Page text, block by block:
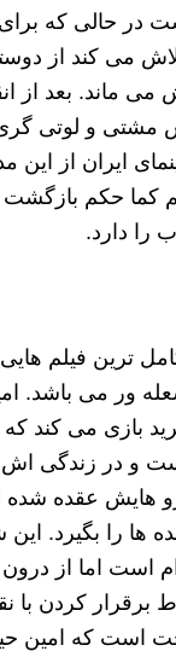
در حالی که
می کند از
ماند. بعد از
مشتی و لوتی
ایران از این
کما حکم
را دارد.
ترین فیلم
ور می باشد.
بازی می کند
و در زندگی اش
هایش عقده شده
ها را بگیرد.
است اما از
برقرار کردن با
است که امین